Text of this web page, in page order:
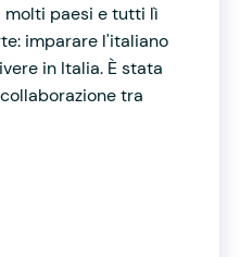
paesi e tutti lì
imparare l'italiano
in Italia. È stata
tra